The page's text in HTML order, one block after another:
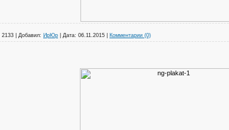
2133 Добавил: ИрЮр Дата: 06.11.2015 Комментарии (0)